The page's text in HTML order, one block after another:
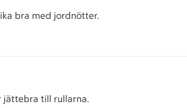
bra med jordnötter.
jättebra till rullarna.